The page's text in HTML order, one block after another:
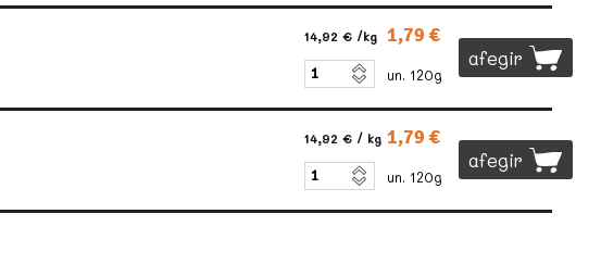
14,92 € /kg 1,79 €
un. 120g
afegir
14,92 € / kg 1,79 €
un. 120g
afegir